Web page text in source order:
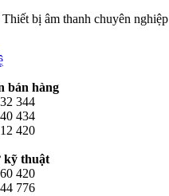
bị âm thanh chuyên nghiệp
bán hàng
344
434
420
kỹ thuật
420
776